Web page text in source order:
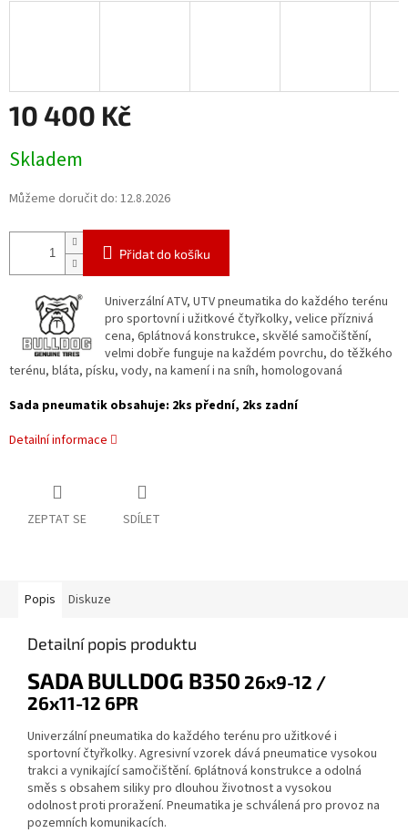
10 400 Kč
cena:
Skladem
Můžeme doručit do: 12.8.2026
Přidat do košíku
Univerzální ATV, UTV pneumatika do každého terénu
pro sportovní i užitkové čtyřkolky, velice příznivá
cena, 6plátnová konstrukce, skvělé samočištění,
velmi dobře funguje na každém povrchu, do těžkého
terénu, bláta, písku, vody, na kamení i na sníh, homologovaná
Sada pneumatik obsahuje: 2ks přední, 2ks zadní
Detailní informace
ZEPTAT SE SDÍLET
Popis Diskuze
Detailní popis produktu
SADA BULLDOG B350 26x9-12 /
26x11-12 6PR
Univerzální pneumatika do každého terénu pro užitkové i
sportovní čtyřkolky. Agresivní vzorek dává pneumatice vysokou
trakci a vynikající samočištění. 6plátnová konstrukce a odolná
směs s obsahem siliky pro dlouhou životnost a vysokou
odolnost proti proražení. Pneumatika je schválená pro provoz na
pozemních komunikacích.